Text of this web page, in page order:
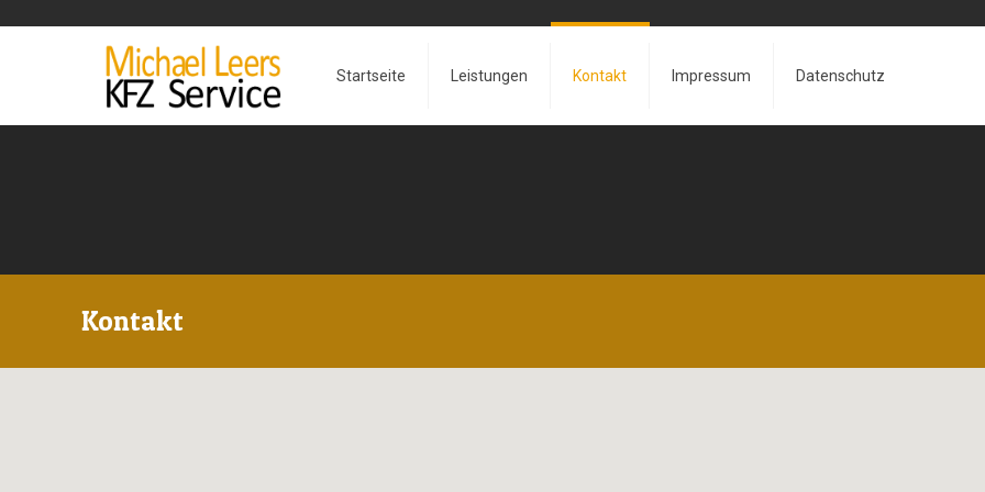
Startseite Leistungen Kontakt Impressum Datenschutz
Kontakt